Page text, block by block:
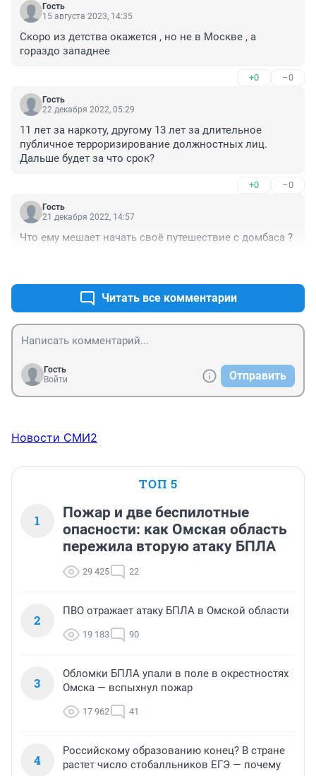
Гость
15 августа 2023, 14:35
Скоро из детства окажется , но не в Москве , а
гораздо западнее
+0 –0
Гость
22 декабря 2022, 05:29
11 лет за наркоту, другому 13 лет за длительное
публичное терроризирование должностных лиц.
Дальше будет за что срок?
+0 –0
Гость
21 декабря 2022, 14:57
Что ему мешает начать своё путешествие с домбаса ?
Читать все комментарии
Гость
Войти
Отправить
Новости СМИ2
ТОП 5
1
Пожар и две беспилотные
опасности: как Омская область
пережила вторую атаку БПЛА
29 425 22
2
ПВО отражает атаку БПЛА в Омской области
19 183 90
3
Обломки БПЛА упали в поле в окрестностях
Омска — вспыхнул пожар
17 962 41
4
Российскому образованию конец? В стране
растет число стобалльников ЕГЭ — почему